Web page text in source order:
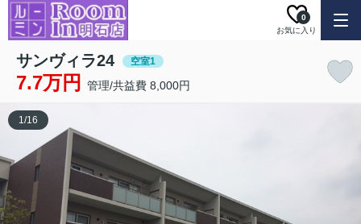
お気に入り
0
サンヴィラ24 空室1
7.7万円 管理/共益費 8,000円
1/16